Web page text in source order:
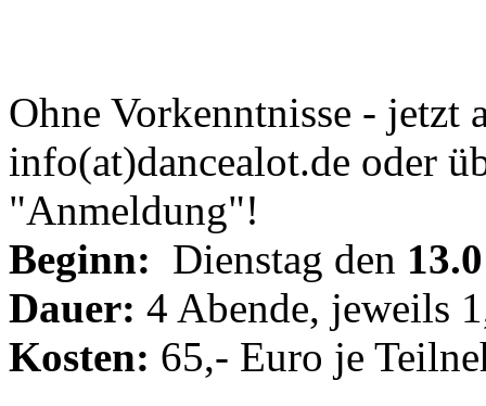
Ohne Vorkenntnisse - jetzt
info(at)dancealot.de oder
"Anmeldung"!
Beginn: Dienstag den
Dauer: 4 Abende, jeweils
Kosten: 65,- Euro je